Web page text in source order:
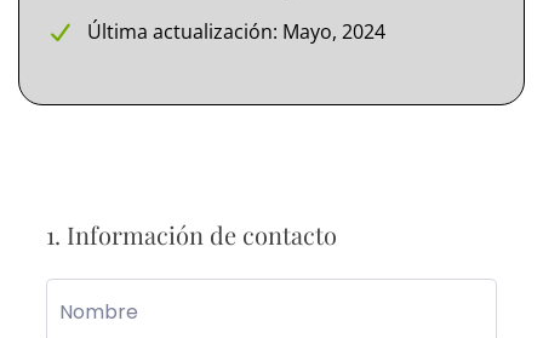
Última actualización: Mayo, 2024
1. Información de contacto